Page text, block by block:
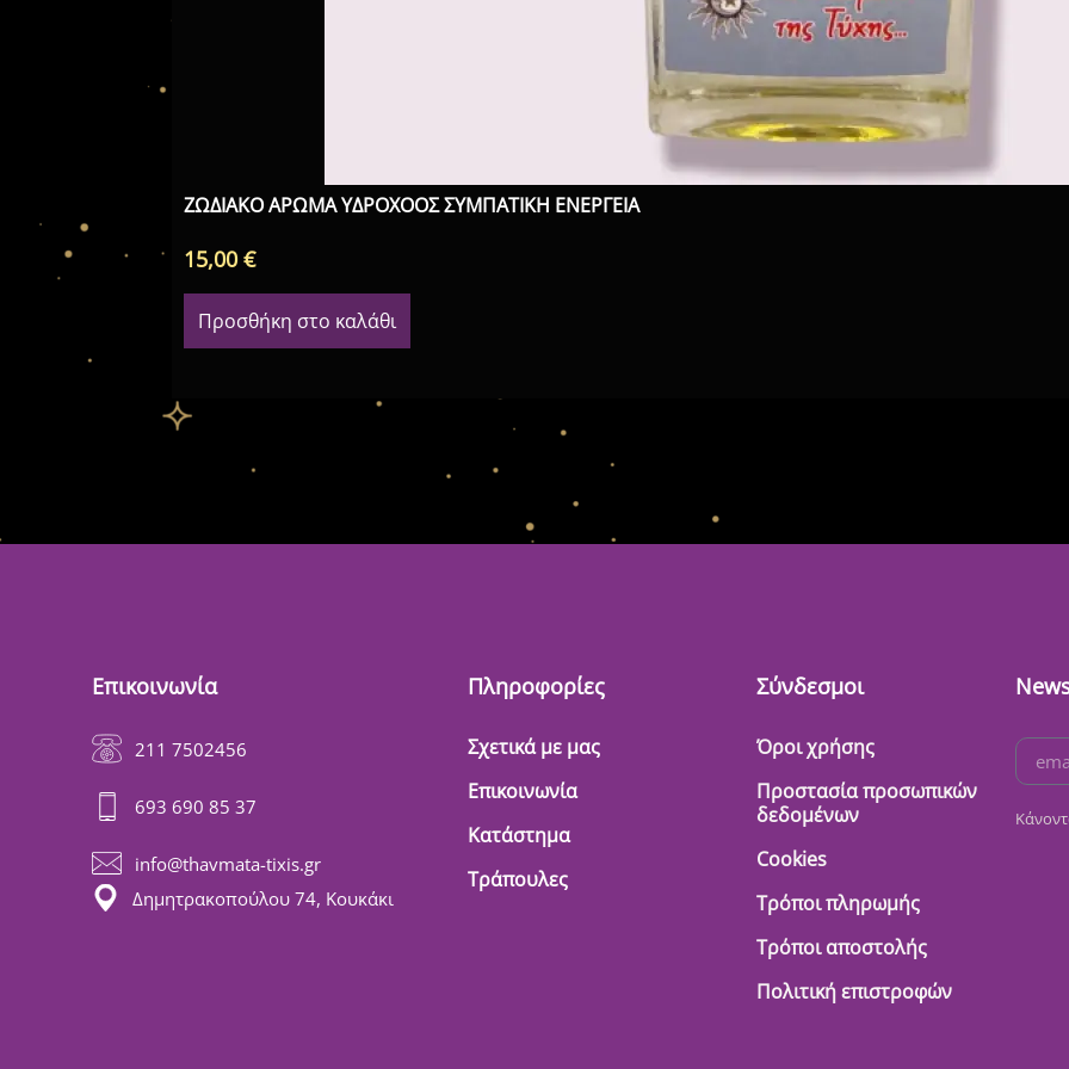
ΖΩΔΙΑΚΟ ΑΡΩΜΑ ΥΔΡΟΧΟΟΣ ΣΥΜΠΑΤΙΚΗ ΕΝΕΡΓΕΙΑ
15,00€
Προσθήκη στο καλάθι
Επικοινωνία
211 7502456
693 690 85 37
info@thavmata-tixis.gr
Δημητρακοπούλου 74, Κουκάκι
Πληροφορίες
Σχετικά με μας
Επικοινωνία
Κατάστημα
Τράπουλες
Σύνδεσμοι
Όροι χρήσης
Προστασία προσωπικών
δεδομένων
Cookies
Τρόποι πληρωμής
Τρόποι αποστολής
Πολιτική επιστροφών